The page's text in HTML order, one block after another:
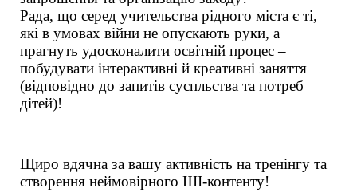
Рада, що серед учительства рідного міста є ті,
які в умовах війни не опускають руки, а
прагнуть удосконалити освітній процес –
побудувати інтерактивні й креативні заняття
(відповідно до запитів суспльства та потреб
дітей)!
Щиро вдячна за вашу активність на тренінгу та
створення неймовірного ШІ-контенту!